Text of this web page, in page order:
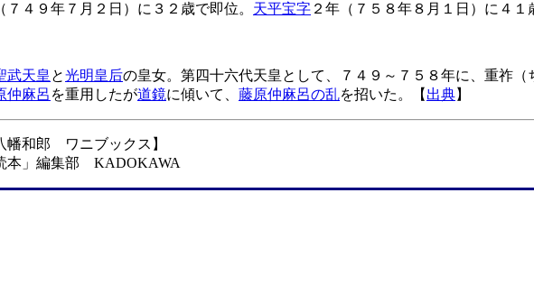
７４９年７月２日）に３２歳で即位。 天平宝字 ２年（７５８年８月１日）に４１
武天皇 と光明皇后の皇女。第四十六代天皇として、７４９～７５８年に、重祚
仲麻呂 を重用したが道鏡に傾いて、 藤原仲麻呂の乱を招いた。【 出典】
和郎 ワニブックス】
」編集部 KADOKAWA